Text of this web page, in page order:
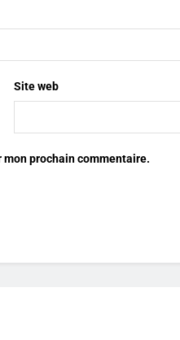
Site web
prochain commentaire.